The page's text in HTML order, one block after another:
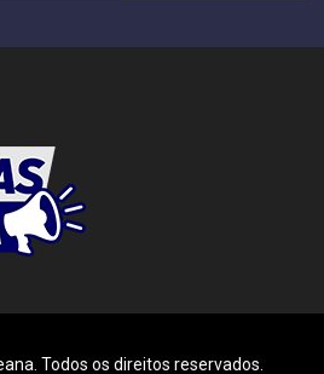
Todos os direitos reservados.